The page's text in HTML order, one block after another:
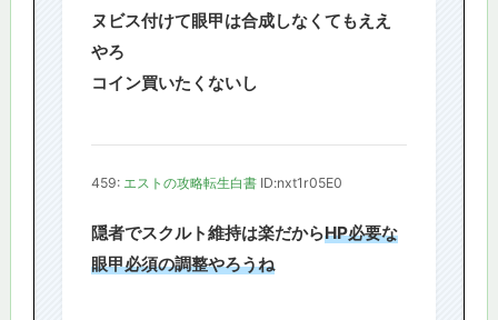
ヌビス付けて眼甲は合成しなくてもええ
やろ
コイン買いたくないし
459: エストの攻略転生白書 ID:nxt1r05E0
隠者でスクルト維持は楽だからHP必要な
眼甲必須の調整やろうね